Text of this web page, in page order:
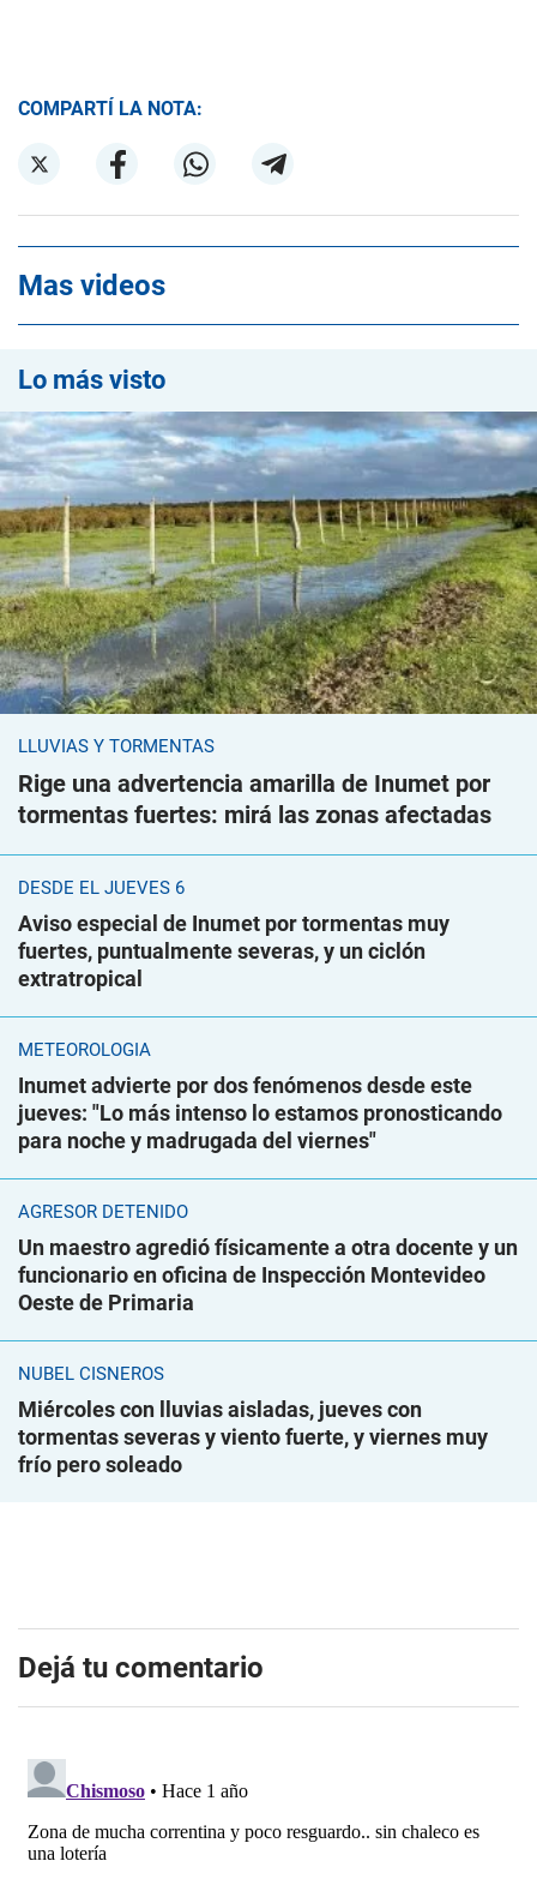
COMPARTÍ LA NOTA:
Mas videos
Lo más visto
LLUVIAS Y TORMENTAS
Rige una advertencia amarilla de Inumet por
tormentas fuertes: mirá las zonas afectadas
DESDE EL JUEVES 6
Aviso especial de Inumet por tormentas muy
fuertes, puntualmente severas, y un ciclón
extratropical
METEOROLOGÍA
Inumet advierte por dos fenómenos desde este
jueves: "Lo más intenso lo estamos pronosticando
para noche y madrugada del viernes"
AGRESOR DETENIDO
Un maestro agredió físicamente a otra docente y un
funcionario en oficina de Inspección Montevideo
Oeste de Primaria
NUBEL CISNEROS
Miércoles con lluvias aisladas, jueves con
tormentas severas y viento fuerte, y viernes muy
frío pero soleado
Dejá tu comentario